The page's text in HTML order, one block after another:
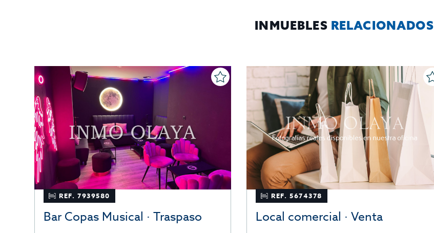
INMUEBLES RELACIONADOS
REF. 7939580
Bar Copas Musical · Traspaso
REF. 5674378
Local comercial · Venta